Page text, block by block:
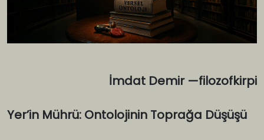
İmdat Demir —filozofkirpi
Yer’in Mührü: Ontolojinin Toprağa Düşüşü